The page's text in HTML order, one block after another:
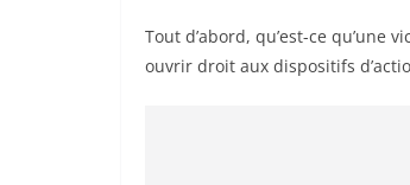
Tout d’abord, qu’est-ce
ouvrir droit aux dispositifs